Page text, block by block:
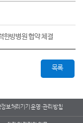
한방병원 협약 체결
목록
정보처리기기 운영·관리 방침